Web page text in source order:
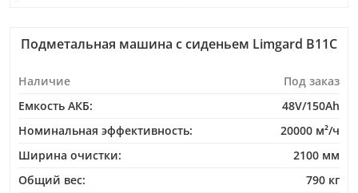
Подметальная машина с сиденьем Limgard B11C
Наличие
Под заказ
Емкость АКБ:
48V/150Ah
Номинальная эффективность:
20000 м²/ч
Ширина очистки:
2100 мм
Общий вес:
790 кг